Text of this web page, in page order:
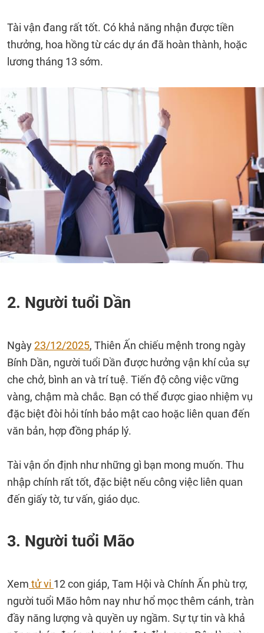
Tài vận đang rất tốt. Có khả năng nhận được tiền
thưởng, hoa hồng từ các dự án đã hoàn thành, hoặc
lương tháng 13 sớm.
2. Người tuổi Dần
Ngày23/12/2025, Thiên Ấn chiếu mệnh trong ngày
Bính Dần, người tuổi Dần được hưởng vận khí của sự
che chở, bình an và trí tuệ. Tiến độ công việc vững
vàng, chậm mà chắc. Bạn có thể được giao nhiệm vụ
đặc biệt đòi hỏi tính bảo mật cao hoặc liên quan đến
văn bản, hợp đồng pháp lý.
Tài vận ổn định như những gì bạn mong muốn. Thu
nhập chính rất tốt, đặc biệt nếu công việc liên quan
đến giấy tờ, tư vấn, giáo dục.
3. Người tuổi Mão
Xem tử vi 12 con giáp, Tam Hội và Chính Ấn phù trợ,
người tuổi Mão hôm nay như hổ mọc thêm cánh, tràn
đầy năng lượng và quyền uy ngầm. Sự tự tin và khả